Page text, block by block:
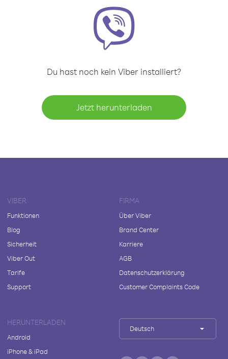
Du hast noch kein Viber installiert?
Jetzt herunterladen
VIBER
Funktionen
Blog
Sicherheit
Viber Out
Tarife
Support
FIRMA
Über Viber
Brand Center
Karriere
AGB
Datenschutzerklärung
Customer Complaints Code
HERUNTERLADEN
Android
iPhone & iPad
Deutsch